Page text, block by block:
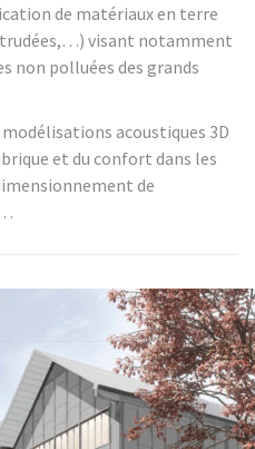
de matériaux en terre
visant notamment
non polluées des grands
acoustiques 3D
et du confort dans les
de